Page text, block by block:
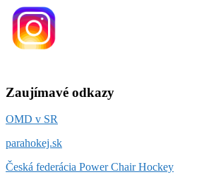
Zaujímavé odkazy
OMD v SR
parahokej.sk
Česká federácia Power Chair Hockey